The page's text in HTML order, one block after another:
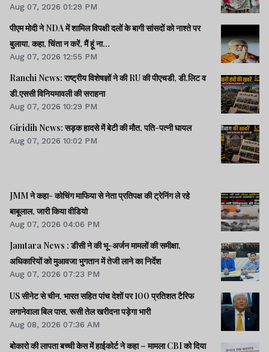
Aug 07, 2026 01:29 PM
पीएम मोदी ने NDA में शामिल विपक्षी दलों के बागी सांसदों को नाश्ते पर
बुलाया, कहा, चिंता न करें, मैं हूं ना...
Aug 07, 2026 12:55 PM
Ranchi News: राष्ट्रीय विशेषज्ञों ने की RU की पीएचडी, डी.लिट व
डी.एससी विनियमावली की सराहना
Aug 07, 2026 10:29 PM
Giridih News: सड़क हादसे में बेटी की मौत, पति-पत्नी घायल
Aug 07, 2026 10:02 PM
JMM ने कहा- कोचिंग माफिया से नेता प्रतिपक्ष की ट्रेनिंग ले रहे
बाबूलाल, जारी किया वीडियो
Aug 07, 2026 04:06 PM
Jamtara News : डीसी ने की भू-अर्जन मामलों की समीक्षा,
अधिकारियों को मुआवजा भुगतान में तेजी लाने का निर्देश
Aug 07, 2026 07:23 PM
US सीनेट से चीन, भारत सहित पांच देशों पर 100 प्रतिशत टैरिफ
लगानेवाला बिल पास, रूसी तेल खरीदना पड़ेगा भारी
Aug 08, 2026 07:36 AM
बोकारो की लापता बच्ची केस में हाईकोर्ट ने कहा – मामला CBI को दिया